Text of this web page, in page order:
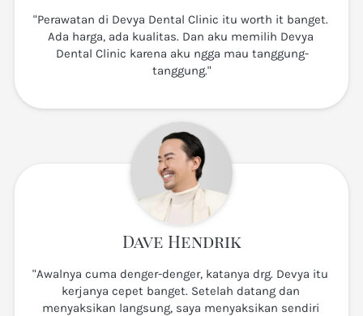
"Perawatan di Devya Dental Clinic itu worth it banget.
Ada harga, ada kualitas. Dan aku memilih Devya
Dental Clinic karena aku ngga mau tanggung-
tanggung."
Dave Hendrik
"Awalnya cuma denger-denger, katanya drg. Devya itu
kerjanya cepet banget. Setelah datang dan
menyaksikan langsung, saya menyaksikan sendiri